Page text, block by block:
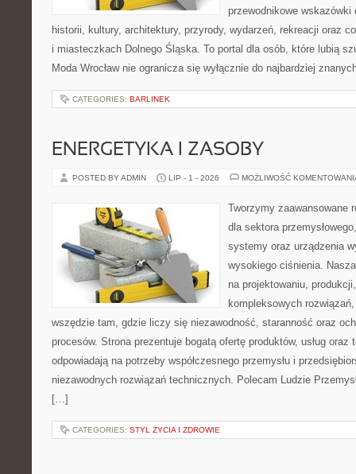
przewodnikowe
historii, kultury, architektury, przyrody, wydarzeń, rekreacji oraz
i miasteczkach Dolnego Śląska. To portal dla osób, które lubią
Moda Wrocław nie ogranicza się wyłącznie do najbardziej
CATEGORIES: BARLINEK
ENERGETYKA I ZASOBY
POSTED BY ADMIN LIP - 1 - 2026 MOŻLIWOŚĆ
Tworzymy zaawansowane
dla sektora
systemy oraz urządzenia
wysokiego ciśnienia.
na projektowaniu,
kompleksowych
wszędzie tam, gdzie liczy się niezawodność, staranność oraz
procesów. Strona prezentuje bogatą ofertę produktów, usług oraz
odpowiadają na potrzeby współczesnego przemysłu i
niezawodnych rozwiązań technicznych. Polecam Ludzie
[…]
CATEGORIES: STYL ŻYCIA I ZDROWIE